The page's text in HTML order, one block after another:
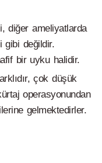
diğer ameliyatlarda
gibi değildir.
bir uyku halidir.
çok düşük
operasyonundan
gelmektedirler.